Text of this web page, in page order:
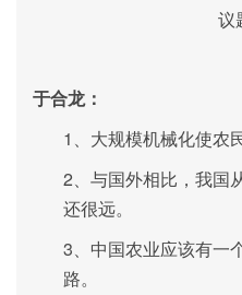
议
于合龙：
1 、大规模机械化使农
2、
与国外相比，我国
还很远。
3、
中国农业应该有一
路。